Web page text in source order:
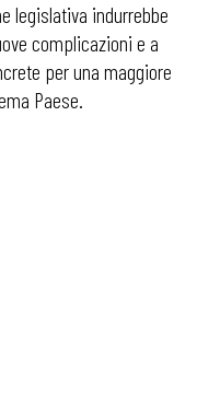
legislativa indurrebbe
complicazioni e a
per una maggiore
Paese.